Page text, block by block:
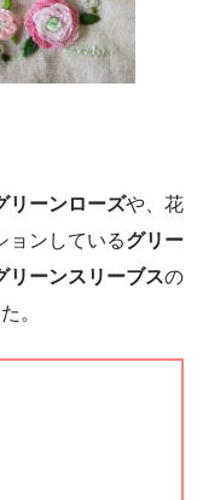
リーンローズや、花
ョンしているグリー
リーンスリーブスの
。